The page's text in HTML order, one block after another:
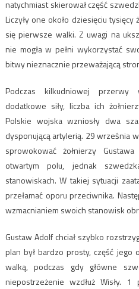
natychmiast skierował część
Liczyły one około dziesięciu
się pierwsze walki. Z uwagi na
nie mogła w pełni wykorzystać
bitwy nieznacznie przeważającą
Podczas kilkudniowej przerwy
dodatkowe siły, liczba ich
Polskie wojska wzniosły dwa
dysponującą artylerią. 29 września
sprowokować żołnierzy
otwartym polu, jednak
stanowiskach. W takiej sytuacji
przełamać oporu przeciwnika.
wzmacnianiem swoich stanowisk
Gustaw Adolf chciał szybko
plan był bardzo prosty, część jego
walką, podczas gdy główne
niepostrzeżenie wzdłuż Wisły. 1